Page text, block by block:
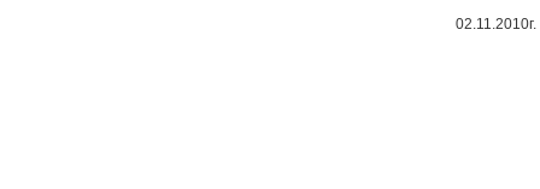
02.11.2010г.